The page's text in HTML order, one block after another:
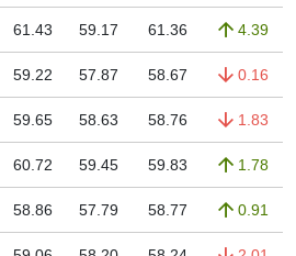
61.43 59.17 61.36 4.39
59.22 57.87 58.67 0.16
59.65 58.63 58.76 1.83
60.72 59.45 59.83 1.78
58.86 57.79 58.77 0.91